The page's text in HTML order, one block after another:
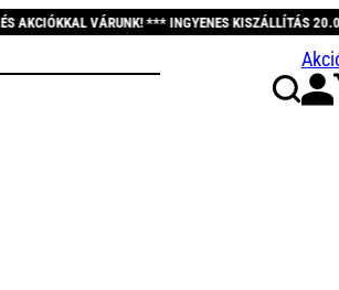
*** INGYENES KISZÁLLÍTÁS 20.000 FT FELETT!